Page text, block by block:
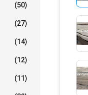
(50)
(27)
(14)
(12)
(11)